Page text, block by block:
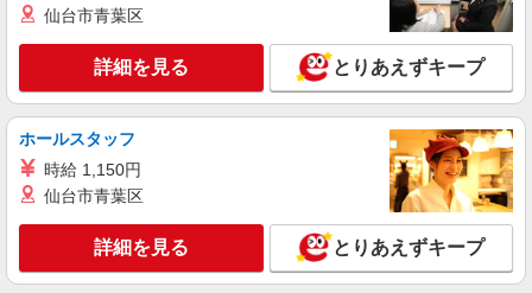
仙台市青葉区
詳細を見る とりあえずキープ
ホールスタッフ
時給 1,150円
仙台市青葉区
詳細を見る とりあえずキープ